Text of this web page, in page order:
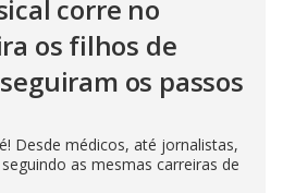
corre no
os filhos de
os passos
Desde médicos, até jornalistas,
as mesmas carreiras de